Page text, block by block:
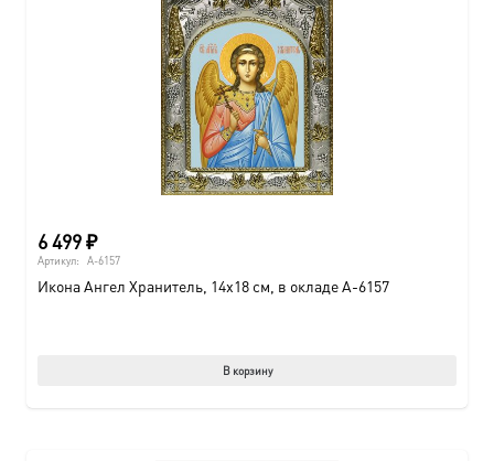
6 499₽
Артикул: A-6157
Икона Ангел Хранитель, 14х18 см, в окладе A-6157
В корзину